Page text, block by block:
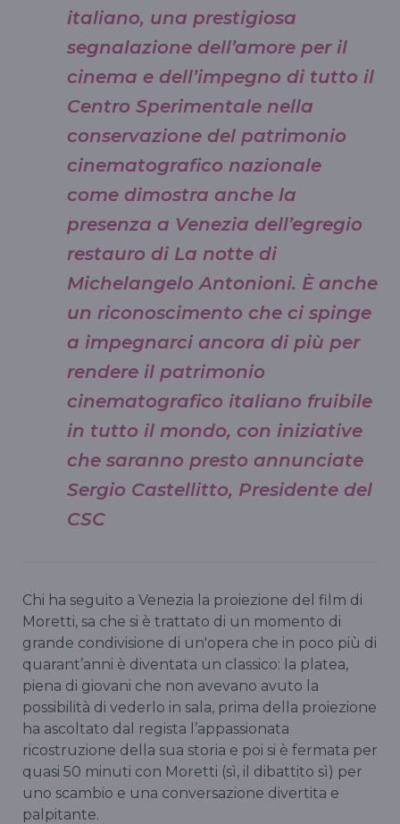
italiano, una prestigiosa
segnalazione dell’amore per il
cinema e dell’impegno di tutto il
Centro Sperimentale nella
conservazione del patrimonio
cinematografico nazionale
come dimostra anche la
presenza a Venezia dell’egregio
restauro di La notte di
Michelangelo Antonioni. È anche
un riconoscimento che ci spinge
a impegnarci ancora di più per
rendere il patrimonio
cinematografico italiano fruibile
in tutto il mondo, con iniziative
che saranno presto annunciate
Sergio Castellitto, Presidente del
CSC
Chi ha seguito a Venezia la proiezione del film di
Moretti, sa che si è trattato di un momento di
grande condivisione di un'opera che in poco più di
quarant’anni è diventata un classico: la platea,
piena di giovani che non avevano avuto la
possibilità di vederlo in sala, prima della proiezione
ha ascoltato dal regista l’appassionata
ricostruzione della sua storia e poi si è fermata per
quasi 50 minuti con Moretti (sì, il dibattito sì) per
uno scambio e una conversazione divertita e
palpitante.